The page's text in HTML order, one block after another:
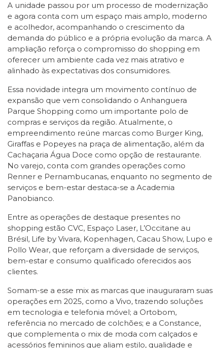
A unidade passou por um processo de modernização
e agora conta com um espaço mais amplo, moderno
e acolhedor, acompanhando o crescimento da
demanda do público e a própria evolução da marca. A
ampliação reforça o compromisso do shopping em
oferecer um ambiente cada vez mais atrativo e
alinhado às expectativas dos consumidores.
Essa novidade integra um movimento contínuo de
expansão que vem consolidando o Anhanguera
Parque Shopping como um importante polo de
compras e serviços da região. Atualmente, o
empreendimento reúne marcas como Burger King,
Giraffas e Popeyes na praça de alimentação, além da
Cachaçaria Água Doce como opção de restaurante.
No varejo, conta com grandes operações como
Renner e Pernambucanas, enquanto no segmento de
serviços e bem-estar destaca-se a Academia
Panobianco.
Entre as operações de destaque presentes no
shopping estão CVC, Espaço Laser, L’Occitane au
Brésil, Life by Vivara, Kopenhagen, Cacau Show, Lupo e
Pollo Wear, que reforçam a diversidade de serviços,
bem-estar e consumo qualificado oferecidos aos
clientes.
Somam-se a esse mix as marcas que inauguraram suas
operações em 2025, como a Vivo, trazendo soluções
em tecnologia e telefonia móvel; a Ortobom,
referência no mercado de colchões; e a Constance,
que complementa o mix de moda com calçados e
acessórios femininos que aliam estilo, qualidade e